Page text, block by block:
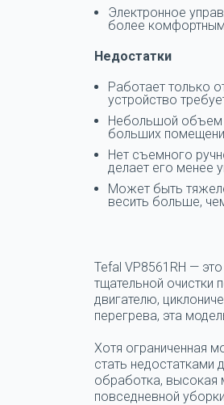
Электронное
более
Недостатки
Работает только
устройство
Небольшой объем
больших
Нет съемного
делает его менее
Может быть
весить больше,
Tefal VP8561RH —
тщательной очистки
двигателю,
перегрева, эта
Хотя ограниченная
стать недостатками
обработка, высокая
повседневной